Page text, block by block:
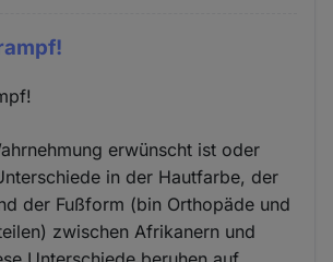
erwünscht ist oder
in der Hautfarbe, der
der Fußform (bin Orthopäde und
zwischen Afrikanern und